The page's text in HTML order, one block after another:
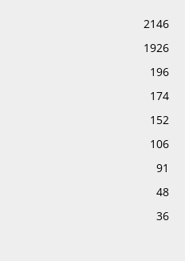
2146
1926
196
174
152
106
91
48
36